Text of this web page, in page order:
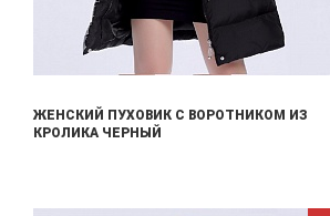
ЖЕНСКИЙ ПУХОВИК С ВОРОТНИКОМ ИЗ
КРОЛИКА ЧЕРНЫЙ